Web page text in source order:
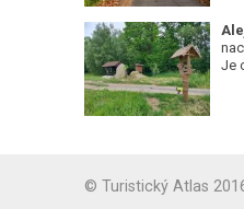
Je
© Turistický Atlas